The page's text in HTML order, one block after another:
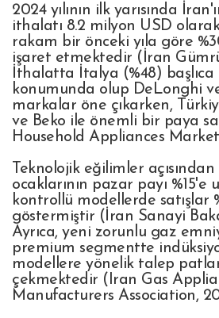
2024 yılının ilk yarısında
ithalatı 8.2 milyon USD
rakam bir önceki yıla göre
işaret etmektedir (İran
İthalatta İtalya (%48)
konumunda olup DeLonghi
markalar öne çıkarken,
ve Beko ile önemli bir paya
Household Appliances
Teknolojik eğilimler açısından
ocaklarının pazar payı %15'e
kontrollü modellerde satışlar
göstermiştir (İran Sanayi
Ayrıca, yeni zorunlu gaz
premium segmentte
modellere yönelik talep
çekmektedir (Iran Gas
Manufacturers Association,